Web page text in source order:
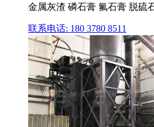
金属灰渣 磷石膏 氟石膏 脱硫
联系电话: 180 3780 8511